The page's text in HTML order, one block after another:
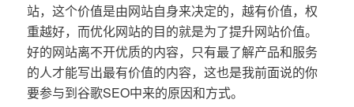
站，这个价值是由网站自身来决定的，越有价值，权
重越好，而优化网站的目的就是为了提升网站价值。
好的网站离不开优质的内容，只有最了解产品和服务
的人才能写出最有价值的内容，这也是我前面说的你
要参与到谷歌SEO中来的原因和方式。